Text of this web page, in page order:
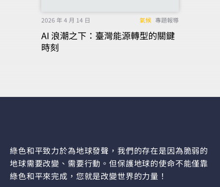
2026 年 4 月 14 日 氣候 專題報導
AI 浪潮之下：臺灣能源轉型的關鍵
時刻
綠色和平致力於為地球發聲，我們的存在是因為脆弱的
地球需要改變、需要行動。但保護地球的使命不能僅靠
綠色和平來完成，您就是改變世界的力量！